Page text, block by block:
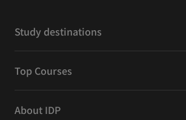
Study destinations
Top Courses
About IDP